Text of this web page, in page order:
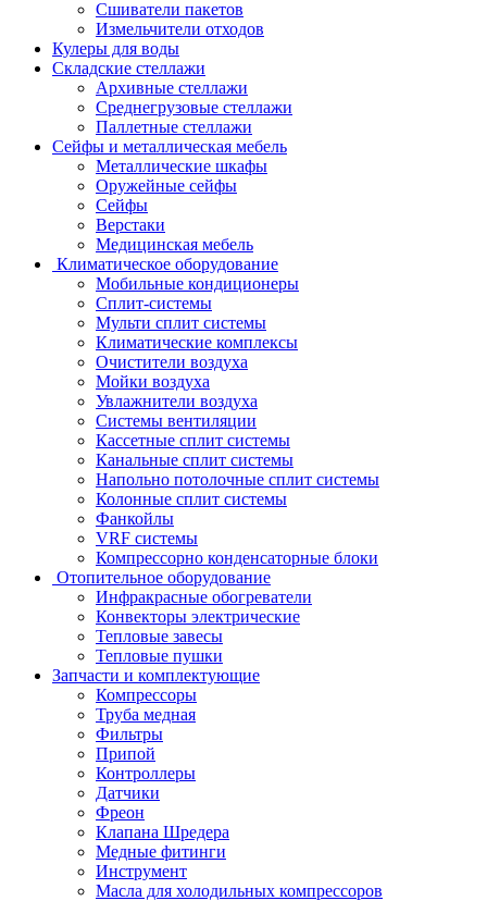
Сшиватели пакетов
Измельчители отходов
Кулеры для воды
Складские стеллажи
Архивные стеллажи
Среднегрузовые стеллажи
Паллетные стеллажи
Сейфы и металлическая мебель
Металлические шкафы
Оружейные сейфы
Сейфы
Верстаки
Медицинская мебель
Климатическое оборудование
Мобильные кондиционеры
Сплит-системы
Мульти сплит системы
Климатические комплексы
Очистители воздуха
Мойки воздуха
Увлажнители воздуха
Системы вентиляции
Кассетные сплит системы
Канальные сплит системы
Напольно потолочные сплит системы
Колонные сплит системы
Фанкойлы
VRF системы
Компрессорно конденсаторные блоки
Отопительное оборудование
Инфракрасные обогреватели
Конвекторы электрические
Тепловые завесы
Тепловые пушки
Запчасти и комплектующие
Компрессоры
Труба медная
Фильтры
Припой
Контроллеры
Датчики
Фреон
Клапана Шредера
Медные фитинги
Инструмент
Масла для холодильных компрессоров